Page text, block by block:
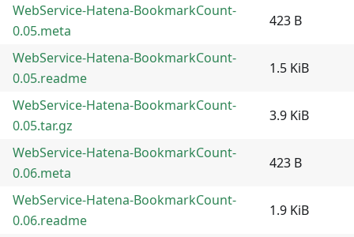
WebService-Hatena-BookmarkCount-
0.05.meta
423 B
WebService-Hatena-BookmarkCount-
0.05.readme
1.5 KiB
WebService-Hatena-BookmarkCount-
0.05.tar.gz
3.9 KiB
WebService-Hatena-BookmarkCount-
0.06.meta
423 B
WebService-Hatena-BookmarkCount-
0.06.readme
1.9 KiB